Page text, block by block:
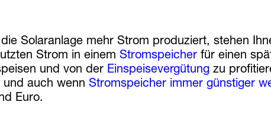
Solaranlage mehr Strom produziert, stehen
Strom in einemStromspeicher für einen
und von der Einspeisevergütung zu
und auch wennStromspeicher immer günstiger
Euro.